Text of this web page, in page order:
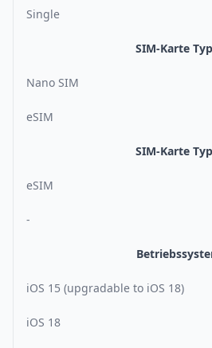
Single
SIM-Karte
Nano SIM
eSIM
SIM-Karte
eSIM
-
iOS 15 (upgradable to iOS 18)
iOS 18